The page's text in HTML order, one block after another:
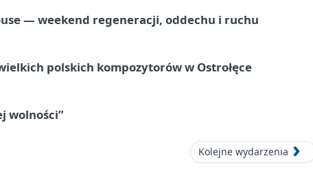
— weekend regeneracji, oddechu i ruchu
polskich kompozytorów w Ostrołęce
wolności”
Kolejne wydarzenia